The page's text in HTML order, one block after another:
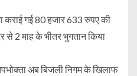
कराई गई 80 हजार 633 रुपए की
से 2 माह के भीतर भुगतान किया
अब बिजली निगम के खिलाफ